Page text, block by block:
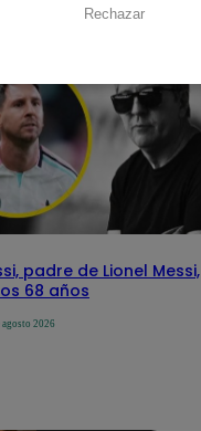
padre de Lionel Messi,
68 años
agosto 2026
Rechazar